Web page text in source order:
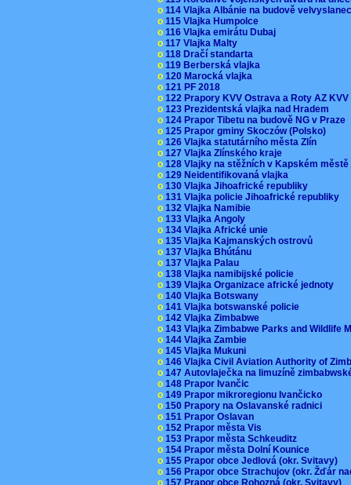
o 114 Vlajka Albánie na budově
o 115 Vlajka Humpolce
o 116 Vlajka emirátu Dubaj
o 117 Vlajka Malty
o 118 Dračí standarta
o 119 Berberská vlajka
o 120 Marocká vlajka
o 121 PF 2018
o 122 Prapory KVV Ostrava a Roty AZ
o 123 Prezidentská vlajka nad Hradem
o 124 Prapor Tibetu na budově NG v Praze
o 125 Prapor gminy Skoczów (Polsko)
o 126 Vlajka statutárního města Zlín
o 127 Vlajka Zlínského kraje
o 128 Vlajky na stěžních v Kapském
o 129 Neidentifikovaná vlajka
o 130 Vlajka Jihoafrické republiky
o 131 Vlajka policie Jihoafrické republiky
o 132 Vlajka Namibie
o 133 Vlajka Angoly
o 134 Vlajka Africké unie
o 135 Vlajka Kajmanských ostrovů
o 137 Vlajka Bhútánu
o 137 Vlajka Palau
o 138 Vlajka namibijské policie
o 139 Vlajka Organizace africké jednoty
o 140 Vlajka Botswany
o 141 Vlajka botswanské policie
o 142 Vlajka Zimbabwe
o 143 Vlajka Zimbabwe Parks and Wildlife
o 144 Vlajka Zambie
o 145 Vlajka Mukuni
o 146 Vlajka Civil Aviation Authority of
o 147 Autovlaječka na limuzíně
o 148 Prapor Ivančic
o 149 Prapor mikroregionu Ivančicko
o 150 Prapory na Oslavanské radnici
o 151 Prapor Oslavan
o 152 Prapor města Vis
o 153 Prapor města Schkeuditz
o 154 Prapor města Dolní Kounice
o 155 Prapor obce Jedlová (okr. Svitavy)
o 156 Prapor obce Strachujov (okr. Žďár
o 157 Prapor obce Rohozná (okr. Svitavy)